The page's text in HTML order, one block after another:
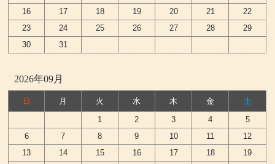
16
17 18 19 20 21
22
23
24 25 26 27 28
29
30
31
2026年09月
日 月 火 水 木 金
土
1
2 3 4
5
6
7 8 9 10 11
12
13
14 15 16 17 18
19